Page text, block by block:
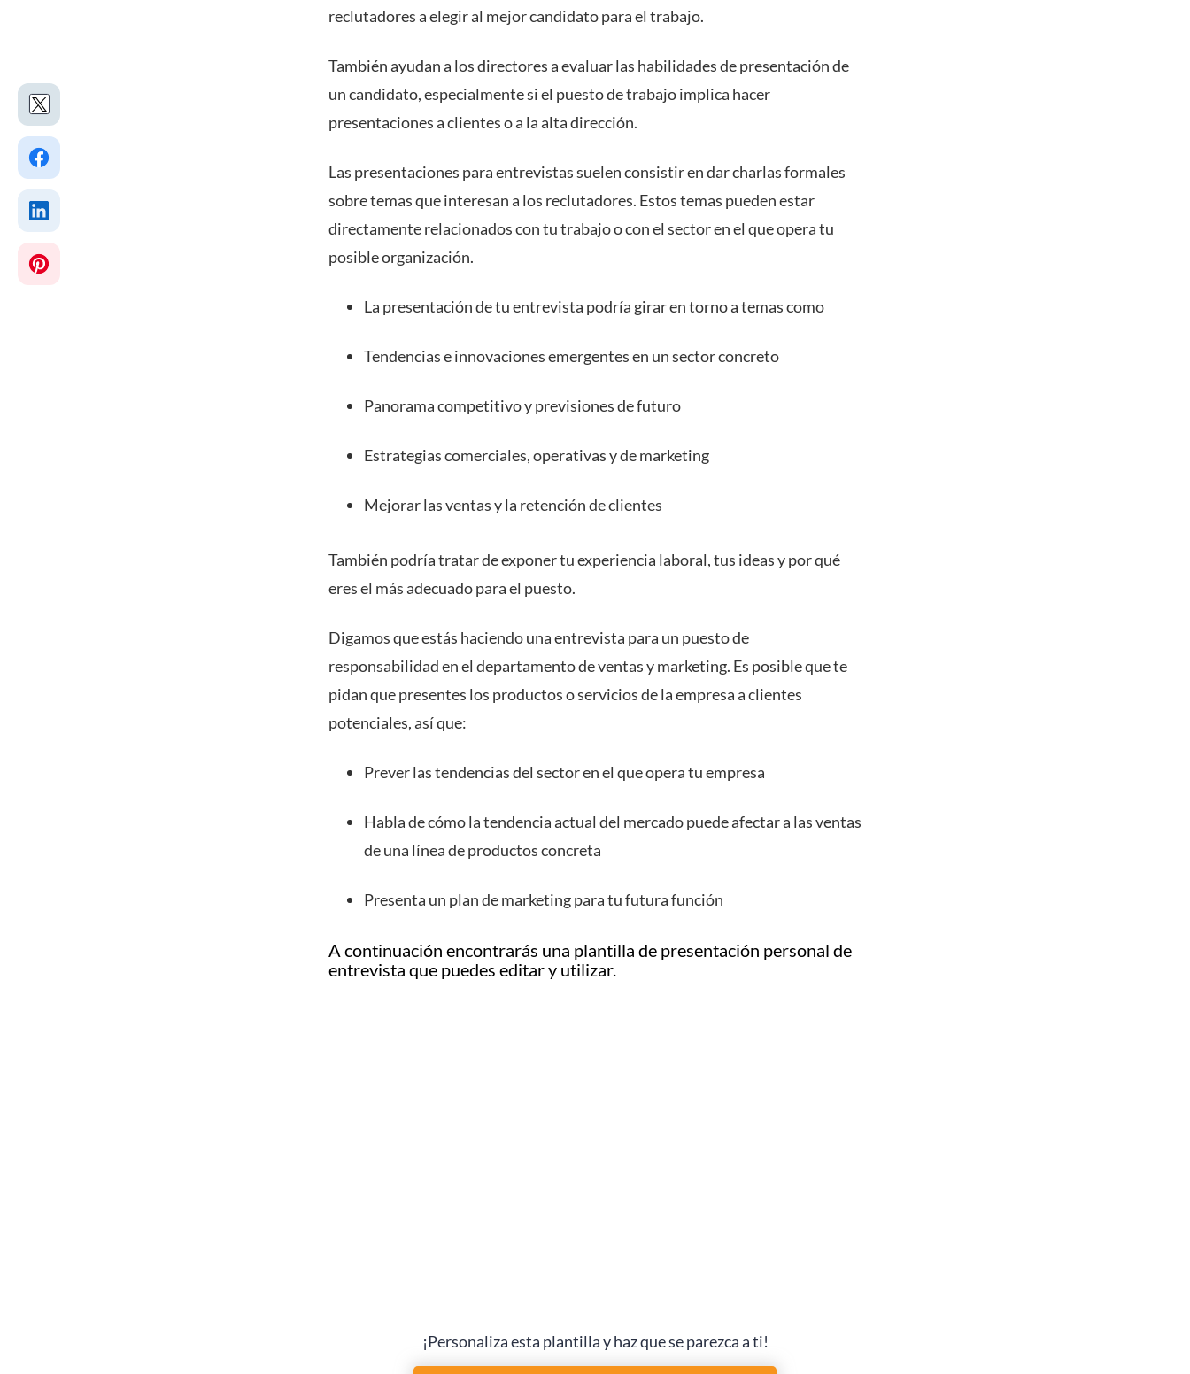
reclutadores a elegir al mejor candidato para el trabajo.
También ayudan a los directores a evaluar las habilidades de presentación de
un candidato, especialmente si el puesto de trabajo implica hacer
presentaciones a clientes o a la alta dirección.
Las presentaciones para entrevistas suelen consistir en dar charlas formales
sobre temas que interesan a los reclutadores. Estos temas pueden estar
directamente relacionados con tu trabajo o con el sector en el que opera tu
posible organización.
La presentación de tu entrevista podría girar en torno a temas como
Tendencias e innovaciones emergentes en un sector concreto
Panorama competitivo y previsiones de futuro
Estrategias comerciales, operativas y de marketing
Mejorar las ventas y la retención de clientes
También podría tratar de exponer tu experiencia laboral, tus ideas y por qué
eres el más adecuado para el puesto.
Digamos que estás haciendo una entrevista para un puesto de
responsabilidad en el departamento de ventas y marketing. Es posible que te
pidan que presentes los productos o servicios de la empresa a clientes
potenciales, así que:
Prever las tendencias del sector en el que opera tu empresa
Habla de cómo la tendencia actual del mercado puede afectar a las ventas
de una línea de productos concreta
Presenta un plan de marketing para tu futura función
A continuación encontrarás una plantilla de presentación personal de
entrevista que puedes editar y utilizar.
¡Personaliza esta plantilla y haz que se parezca a ti!